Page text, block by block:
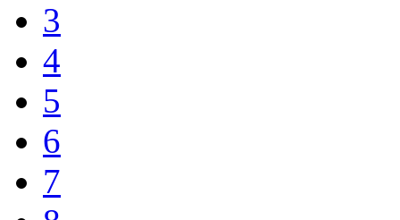
3
4
5
6
7